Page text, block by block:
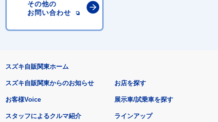
その他の
お問い合わせ
スズキ自販関東ホーム
スズキ自販関東からのお知らせ
お客様Voice
スタッフによるクルマ紹介
お店を探す
展示車/試乗車を探す
ラインアップ